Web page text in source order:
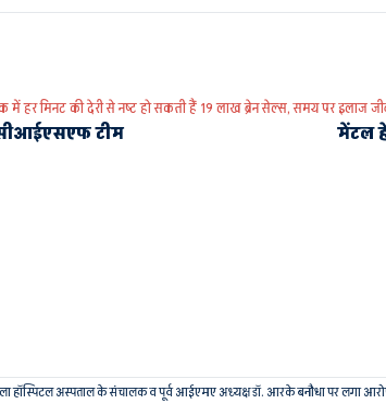
में हर मिनट की देरी से नष्ट हो सकती हैं 19 लाख ब्रेन सेल्स, समय पर इलाज
हॉस्पिटल अस्पताल के संचालक व पूर्व आईएमए अध्यक्ष डॉ. आरके बनौधा पर लगा
टीम मेंटल